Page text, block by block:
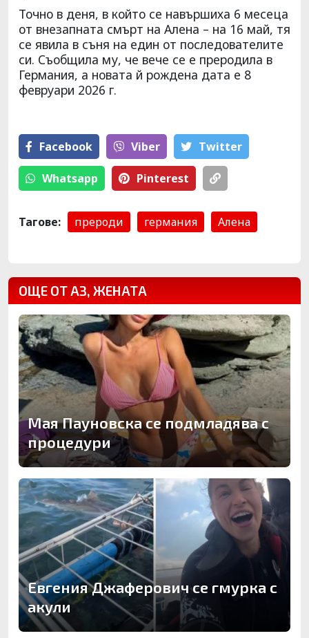
Точно в деня, в който се навършиха 6 месеца
от внезапната смърт на Алена – на 16 май, тя
се явила в съня на един от последователите
си. Съобщила му, че вече се е преродила в
Германия, а новата й рождена дата е 8
февруари 2026 г.
Facebook Viber Тwitter
Whatsapp Pinterest
Тагове: прероди германия Алена
ОЩЕ ОТ АЗ, ЖЕНАТА
Мая Пауновска се подмладява с
процедури
Евгения Джаферович се гмурка с
акули